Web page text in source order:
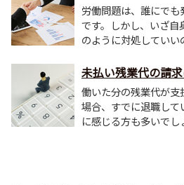
労働問題は、誰にで
です。しかし、いざ自
のように対処してい
未払い残業代の請
働いた分の残業代が支
場合、すでに退職し
に感じる方も多いで